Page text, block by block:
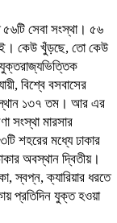
৫৬টি সেবা সংস্থা। ৫৬
কেউ খুঁড়ছে, তো কেউ
বিশ্বে বসবাসের
১৩৭ তম। আর এর
সংস্থা মারসার
শহরের মধ্যে ঢাকার
অবস্থান দ্বিতীয়।
স্বপ্ন, ক্যারিয়ার ধরতে
প্রতিদিন যুক্ত হওয়া